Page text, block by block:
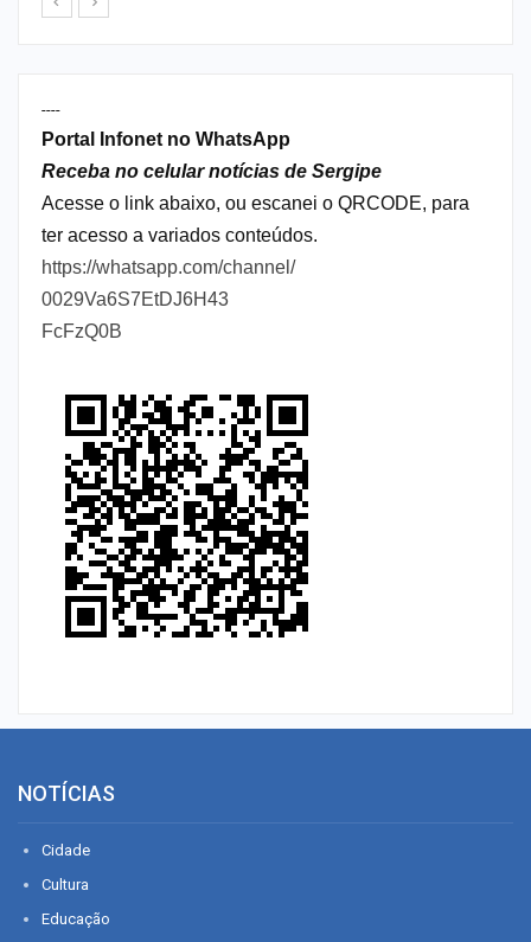
----
Portal Infonet no WhatsApp
Receba no celular notícias de Sergipe
Acesse o link abaixo, ou escanei o QRCODE, para
ter acesso a variados conteúdos.
https://whatsapp.com/channel/
0029Va6S7EtDJ6H43
FcFzQ0B
NOTÍCIAS
Cidade
Cultura
Educação